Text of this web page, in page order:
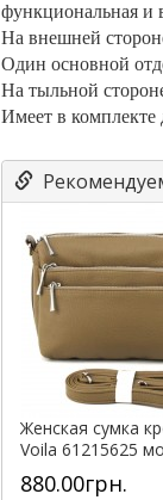
функциональная и
На внешней
Один основной
На тыльной
Имеет в
Женская сумка
Voila 61215625
880.00грн.